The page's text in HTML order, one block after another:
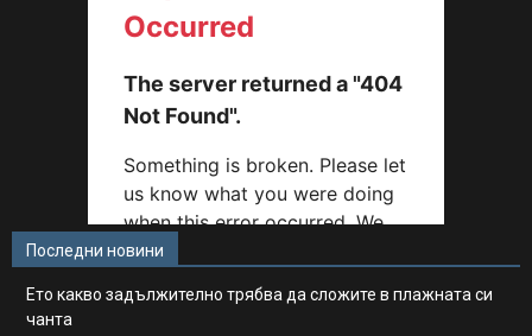
Последни новини
Ето какво задължително трябва да сложите в плажната си
чанта